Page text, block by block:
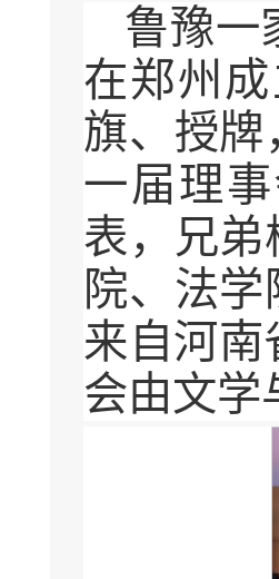
鲁豫一
在郑州
旗、授
一届理
表，兄
院、法
来自河
会由文学